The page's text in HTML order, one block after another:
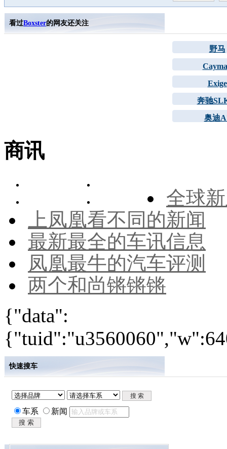
看过Boxster的网友还关注
野马
Exige
奔驰
奥迪
商讯
全球
上凤凰看不同的新闻
最新最全的车讯信息
凤凰最牛的汽车评测
两个和尚锵锵锵
{"data":
快速搜车
车系 新闻